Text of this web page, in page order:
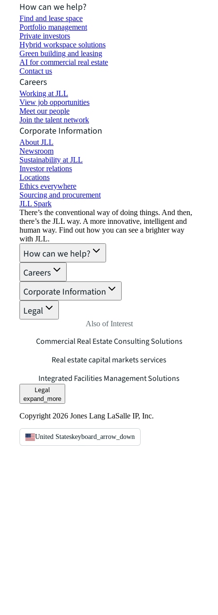
How can we help?
Find and lease space
Portfolio management
Private investors
Hybrid workspace solutions
Green building and leasing
AI for commercial real estate
Contact us
Careers
Working at JLL
View job opportunities
Meet our people
Join the talent network
Corporate Information
About JLL
Newsroom
Sustainability at JLL
Investor relations
Locations
Ethics everywhere
Sourcing and procurement
JLL Spark
There’s the conventional way of doing things. And then,
there’s the JLL way. A more innovative, intelligent and
human way. Find out how you can see a brighter way
with JLL.
How can we help?
Careers
Corporate Information
Legal
Also of Interest
Commercial Real Estate Consulting Solutions
Real estate capital markets services
Integrated Facilities Management Solutions
Legal
expand_more
Copyright 2026 Jones Lang LaSalle IP, Inc.
United Stateskeyboard_arrow_down